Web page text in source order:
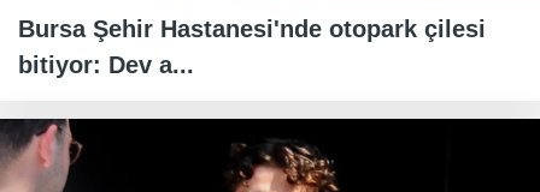
Bursa Şehir Hastanesi'nde otopark çilesi
bitiyor: Dev a...